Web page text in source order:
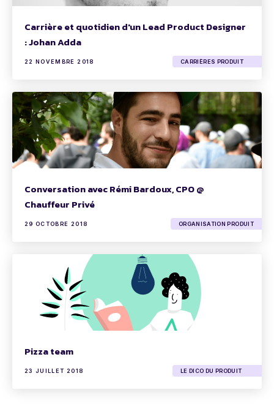
Carrière et quotidien d'un Lead Product Designer
: Johan Adda
22 NOVEMBRE 2018 CARRIÈRES PRODUIT
Conversation avec Rémi Bardoux, CPO @
Chauffeur Privé
29 OCTOBRE 2018 ORGANISATION PRODUIT
Pizza team
23 JUILLET 2018 LE DICO DU PRODUIT